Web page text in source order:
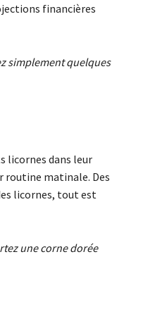
financières
simplement quelques
licornes dans leur
routine matinale. Des
licornes, tout est
une corne dorée